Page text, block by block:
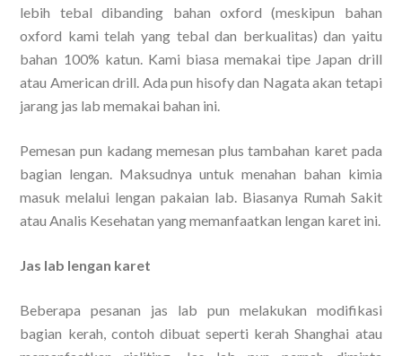
lebih tebal dibanding bahan oxford (meskipun bahan
oxford kami telah yang tebal dan berkualitas) dan yaitu
bahan 100% katun. Kami biasa memakai tipe Japan drill
atau American drill. Ada pun hisofy dan Nagata akan tetapi
jarang jas lab memakai bahan ini.
Pemesan pun kadang memesan plus tambahan karet pada
bagian lengan. Maksudnya untuk menahan bahan kimia
masuk melalui lengan pakaian lab. Biasanya Rumah Sakit
atau Analis Kesehatan yang memanfaatkan lengan karet ini.
Jas lab lengan karet
Beberapa pesanan jas lab pun melakukan modifikasi
bagian kerah, contoh dibuat seperti kerah Shanghai atau